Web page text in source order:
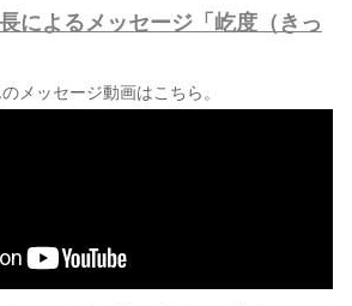
によるメッセージ「屹度（きっ
メッセージ動画はこちら。